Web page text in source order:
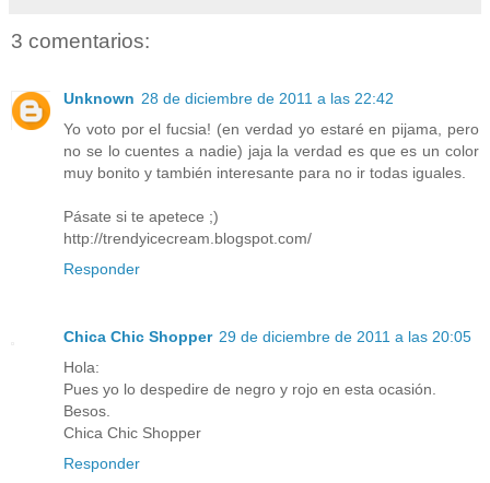
3 comentarios:
Unknown 28 de diciembre de 2011 a las 22:42
Yo voto por el fucsia! (en verdad yo estaré en pijama, pero
no se lo cuentes a nadie) jaja la verdad es que es un color
muy bonito y también interesante para no ir todas iguales.
Pásate si te apetece ;)
http://trendyicecream.blogspot.com/
Responder
Chica Chic Shopper 29 de diciembre de 2011 a las 20:05
Hola:
Pues yo lo despedire de negro y rojo en esta ocasión.
Besos.
Chica Chic Shopper
Responder